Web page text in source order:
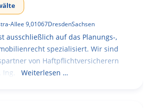
Allee 9,01067DresdenSachsen
ausschließlich auf das Planungs-,
spezialisiert. Wir sind
von Haftpflichtversicherern
Weiterlesen …